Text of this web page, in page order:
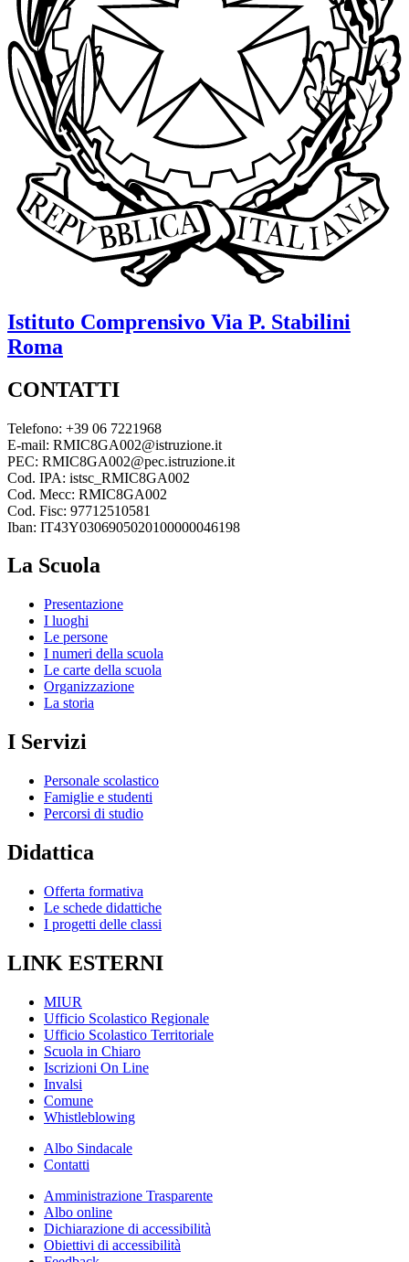
Istituto Comprensivo Via P. Stabilini
Roma
CONTATTI
Telefono: +39 06 7221968
E-mail: RMIC8GA002@istruzione.it
PEC: RMIC8GA002@pec.istruzione.it
Cod. IPA: istsc_RMIC8GA002
Cod. Mecc: RMIC8GA002
Cod. Fisc: 97712510581
Iban: IT43Y0306905020100000046198
La Scuola
Presentazione
I luoghi
Le persone
I numeri della scuola
Le carte della scuola
Organizzazione
La storia
I Servizi
Personale scolastico
Famiglie e studenti
Percorsi di studio
Didattica
Offerta formativa
Le schede didattiche
I progetti delle classi
LINK ESTERNI
MIUR
Ufficio Scolastico Regionale
Ufficio Scolastico Territoriale
Scuola in Chiaro
Iscrizioni On Line
Invalsi
Comune
Whistleblowing
Albo Sindacale
Contatti
Amministrazione Trasparente
Albo online
Dichiarazione di accessibilità
Obiettivi di accessibilità